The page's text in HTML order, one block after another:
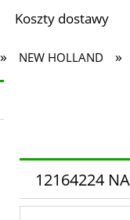
Koszty dostawy
» NEW HOLLAND »
12164224